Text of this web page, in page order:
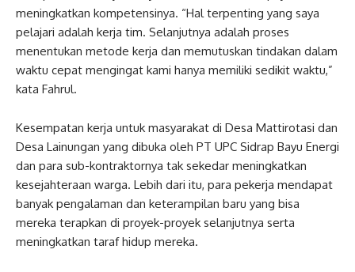
meningkatkan kompetensinya. “Hal terpenting yang saya
pelajari adalah kerja tim. Selanjutnya adalah proses
menentukan metode kerja dan memutuskan tindakan dalam
waktu cepat mengingat kami hanya memiliki sedikit waktu,”
kata Fahrul.
Kesempatan kerja untuk masyarakat di Desa Mattirotasi dan
Desa Lainungan yang dibuka oleh PT UPC Sidrap Bayu Energi
dan para sub-kontraktornya tak sekedar meningkatkan
kesejahteraan warga. Lebih dari itu, para pekerja mendapat
banyak pengalaman dan keterampilan baru yang bisa
mereka terapkan di proyek-proyek selanjutnya serta
meningkatkan taraf hidup mereka.